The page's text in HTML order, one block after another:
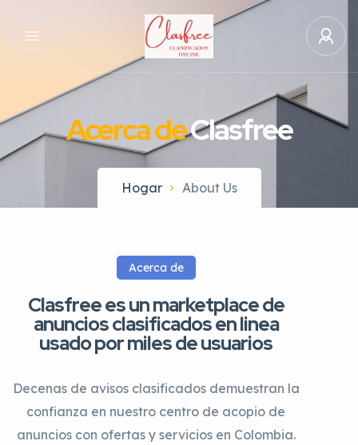
Acerca deClasfree
Hogar About Us
Acerca de
Clasfree es un marketplace de
anuncios clasificados en linea
usado por miles de usuarios
Decenas de avisos clasificados demuestran la
confianza en nuestro centro de acopio de
anuncios con ofertas y servicios en Colombia.